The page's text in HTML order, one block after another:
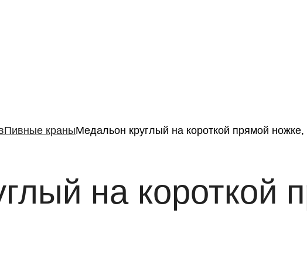
Пивные краныМедальон круглый на короткой прямой
на короткой